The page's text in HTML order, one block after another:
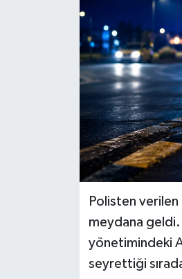
Polisten
meydana geldi.
yönetimindeki
seyrettiği